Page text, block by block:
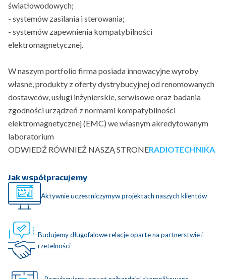
światłowodowych;
- systemów zasilania i sterowania;
- systemów zapewnienia kompatybilności
elektromagnetycznej.
W naszym portfolio firma posiada innowacyjne wyroby
własne, produkty z oferty dystrybucyjnej od renomowanych
dostawców, usługi inżynierskie, serwisowe oraz badania
zgodności urządzeń z normami kompatybilności
elektromagnetycznej (EMC) we własnym akredytowanym
laboratorium
ODWIEDŹ RÓWNIEŻ NASZĄ STRONERADIOTECHNIKA
Jak współpracujemy
Aktywnie uczestniczymyw projektach naszych klientów
Budujemy długofalowe relacje oparte na partnerstwie i
rzetelności